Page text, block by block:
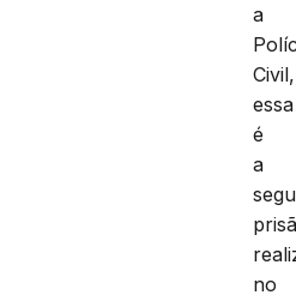
a
Civil,
essa
é
a
no